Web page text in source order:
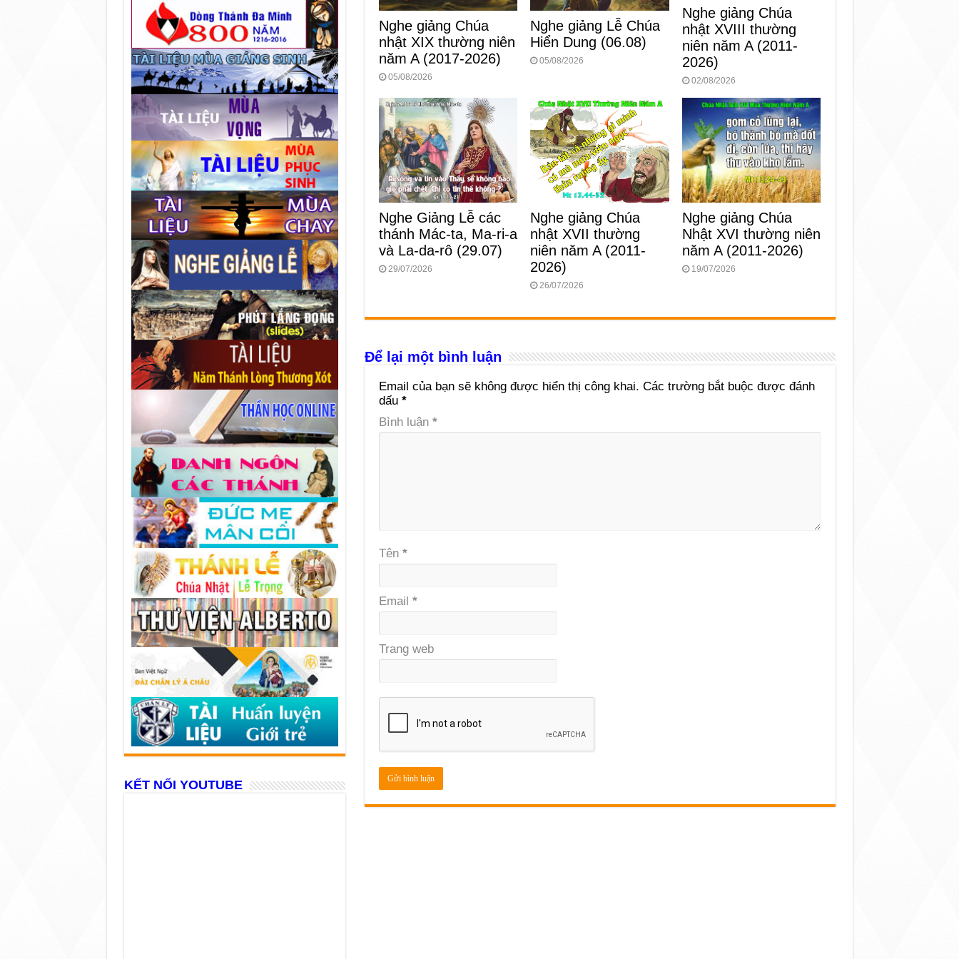
Nghe giảng Chúa
nhật XIX thường niên
năm A (2017-2026)
05/08/2026
Nghe giảng Lễ Chúa
Hiển Dung (06.08)
05/08/2026
Nghe giảng Chúa
nhật XVIII thường
niên năm A (2011-
2026)
02/08/2026
Nghe Giảng Lễ các
thánh Mác-ta, Ma-ri-a
và La-da-rô (29.07)
29/07/2026
Nghe giảng Chúa
nhật XVII thường
niên năm A (2011-
2026)
26/07/2026
Nghe giảng Chúa
Nhật XVI thường niên
năm A (2011-2026)
19/07/2026
Để lại một bình luận
Email của bạn sẽ không được hiển thị công khai. Các trường bắt buộc được đánh
dấu *
Bình luận *
Tên *
Email *
Trang web
KẾT NỐI YOUTUBE